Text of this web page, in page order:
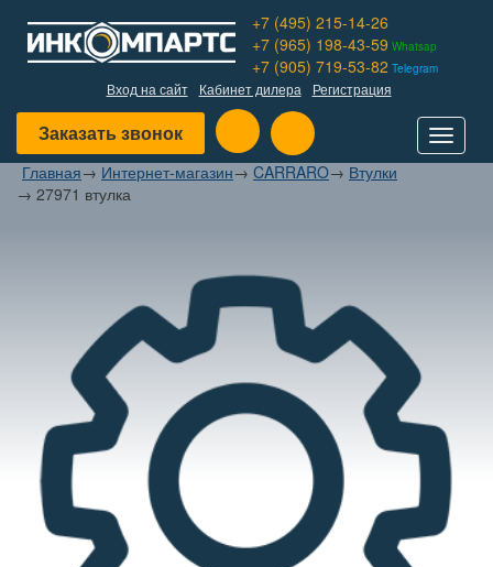
+7 (495) 215-14-26
+7 (965) 198-43-59 Whatsap
+7 (905) 719-53-82 Telegram
Вход на сайт Кабинет дилера Регистрация
Заказать звонок
Toggle
Главная→ Интернет-магазин→ CARRARO→ Втулки
→ 27971 втулка